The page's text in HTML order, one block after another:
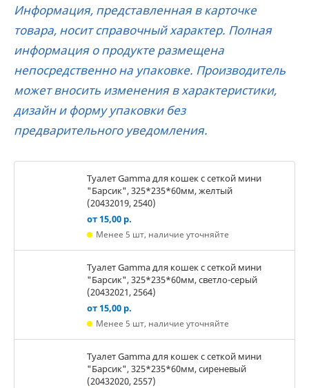
Информация, представленная в карточке
товара, носит справочный характер. Полная
информация о продукте размещена
непосредственно на упаковке. Производитель
может вносить изменения в характеристики,
дизайн и форму упаковки без
предварительного уведомления.
Туалет Gamma для кошек c сеткой мини
"Барсик", 325*235*60мм, желтый
(20432019, 2540)
от 15,00 р.
Менее 5 шт, наличие уточняйте
Туалет Gamma для кошек c сеткой мини
"Барсик", 325*235*60мм, светло-серый
(20432021, 2564)
от 15,00 р.
Менее 5 шт, наличие уточняйте
Туалет Gamma для кошек c сеткой мини
"Барсик", 325*235*60мм, сиреневый
(20432020, 2557)